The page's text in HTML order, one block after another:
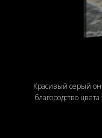
Красивый серый
благородство